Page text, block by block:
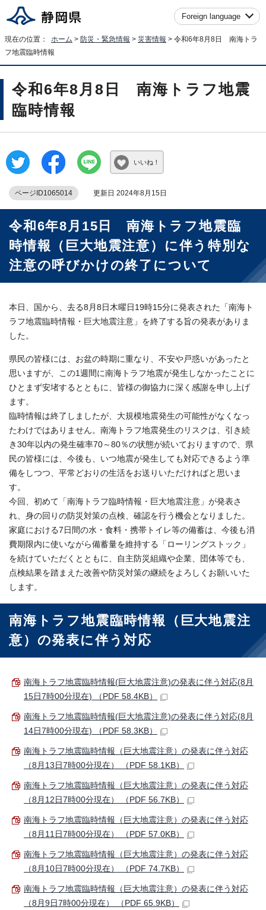
Foreign language
現在の位置： ホーム > 防災・緊急情報 > 災害情報 > 令和6年8月8日 南海トラ
フ地震臨時情報
令和6年8月8日 南海トラフ地震
臨時情報
いいね！
ページID1065014 更新日 2024年8月15日
令和6年8月15日 南海トラフ地震臨
時情報（巨大地震注意）に伴う特別な
注意の呼びかけの終了について
本日、国から、去る8月8日木曜日19時15分に発表された「南海ト
ラフ地震臨時情報・巨大地震注意」を終了する旨の発表がありま
した。
県民の皆様には、お盆の時期に重なり、不安や戸惑いがあったと
思いますが、この1週間に南海トラフ地震が発生しなかったことに
ひとまず安堵するとともに、皆様の御協力に深く感謝を申し上げ
ます。
臨時情報は終了しましたが、大規模地震発生の可能性がなくなっ
たわけではありません。南海トラフ地震発生のリスクは、引き続
き30年以内の発生確率70～80％の状態が続いておりますので、県
民の皆様には、今後も、いつ地震が発生しても対応できるよう準
備をしつつ、平常どおりの生活をお送りいただければと思いま
す。
今回、初めて「南海トラフ臨時情報・巨大地震注意」が発表さ
れ、身の回りの防災対策の点検、確認を行う機会となりました。
家庭における7日間の水・食料・携帯トイレ等の備蓄は、今後も消
費期限内に使いながら備蓄量を維持する「ローリングストック」
を続けていただくとともに、自主防災組織や企業、団体等でも、
点検結果を踏まえた改善や防災対策の継続をよろしくお願いいた
します。
南海トラフ地震臨時情報（巨大地震注
意）の発表に伴う対応
南海トラフ地震臨時情報(巨大地震注意)の発表に伴う対応(8月
15日7時00分現在) （PDF 58.4KB）
南海トラフ地震臨時情報(巨大地震注意)の発表に伴う対応(8月
14日7時00分現在) （PDF 58.3KB）
南海トラフ地震臨時情報（巨大地震注意）の発表に伴う対応
（8月13日7時00分現在） （PDF 58.1KB）
南海トラフ地震臨時情報（巨大地震注意）の発表に伴う対応
（8月12日7時00分現在） （PDF 56.7KB）
南海トラフ地震臨時情報（巨大地震注意）の発表に伴う対応
（8月11日7時00分現在） （PDF 57.0KB）
南海トラフ地震臨時情報（巨大地震注意）の発表に伴う対応
（8月10日7時00分現在） （PDF 74.7KB）
南海トラフ地震臨時情報（巨大地震注意）の発表に伴う対応
（8月9日7時00分現在） （PDF 65.9KB）